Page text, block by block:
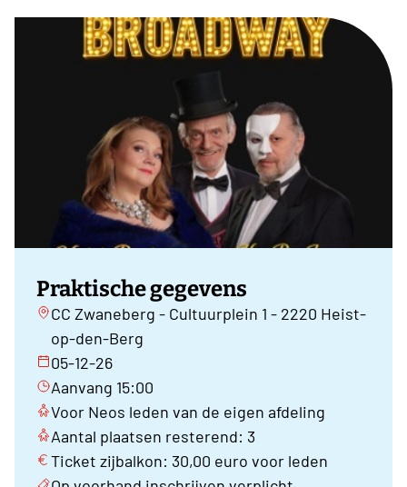
Praktische gegevens
CC Zwaneberg - Cultuurplein 1 - 2220 Heist-
op-den-Berg
05-12-26
Aanvang 15:00
Voor Neos leden van de eigen afdeling
Aantal plaatsen resterend: 3
Ticket zijbalkon: 30,00 euro voor leden